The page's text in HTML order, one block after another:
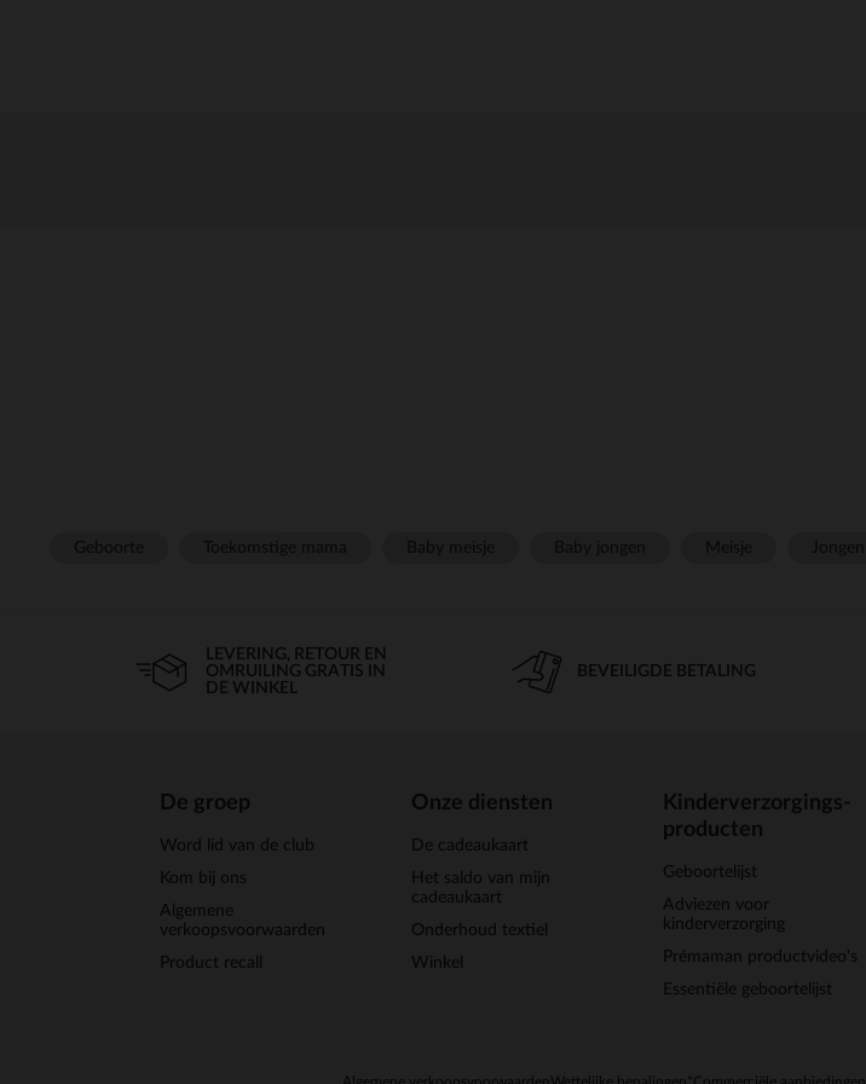
LEVERING, RETOUR EN
OMRUILING GRATIS IN
DE WINKEL
BEVEILIGDE BETALING
De groep
Word lid van de club
Kom bij ons
Algemene
verkoopsvoorwaarden
Product recall
Onze diensten
De cadeaukaart
Het saldo van mijn
cadeaukaart
Onderhoud textiel
Winkel
Kinderverzorgings-
producten
Geboortelijst
Adviezen voor
kinderverzorging
Prémaman productvideo's
Essentiële geboortelijst